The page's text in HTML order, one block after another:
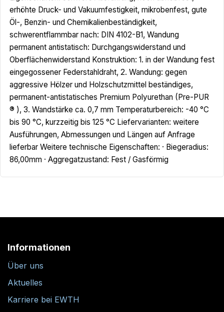
erhöhte Druck- und Vakuumfestigkeit, mikrobenfest, gute
Öl-, Benzin- und Chemikalienbeständigkeit,
schwerentflammbar nach: DIN 4102-B1, Wandung
permanent antistatisch: Durchgangswiderstand und
Oberflächenwiderstand Konstruktion: 1. in der Wandung fest
eingegossener Federstahldraht, 2. Wandung: gegen
aggressive Hölzer und Holzschutzmittel beständiges,
permanent-antistatisches Premium Polyurethan (Pre-PUR
® ), 3. Wandstärke ca. 0,7 mm Temperaturbereich: -40 °C
bis 90 °C, kurzzeitig bis 125 °C Liefervarianten: weitere
Ausführungen, Abmessungen und Längen auf Anfrage
lieferbar Weitere technische Eigenschaften: · Biegeradius:
86,00mm · Aggregatzustand: Fest / Gasförmig
Informationen
Über uns
Aktuelles
Karriere bei EWTH